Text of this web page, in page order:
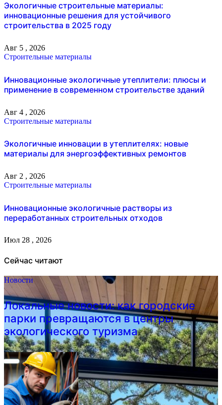
Экологичные строительные материалы:
инновационные решения для устойчивого
строительства в 2025 году
Авг 5 , 2026
Строительные материалы
Инновационные экологичные утеплители: плюсы и
применение в современном строительстве зданий
Авг 4 , 2026
Строительные материалы
Экологичные инновации в утеплителях: новые
материалы для энергоэффективных ремонтов
Авг 2 , 2026
Строительные материалы
Инновационные экологичные растворы из
переработанных строительных отходов
Июл 28 , 2026
Сейчас читают
Новости
Локальные новости: как городские
парки превращаются в центры
экологического туризма